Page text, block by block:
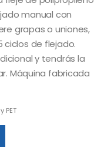
manual con
grapas o uniones,
de flejado.
y tendrás la
Máquina fabricada
PET